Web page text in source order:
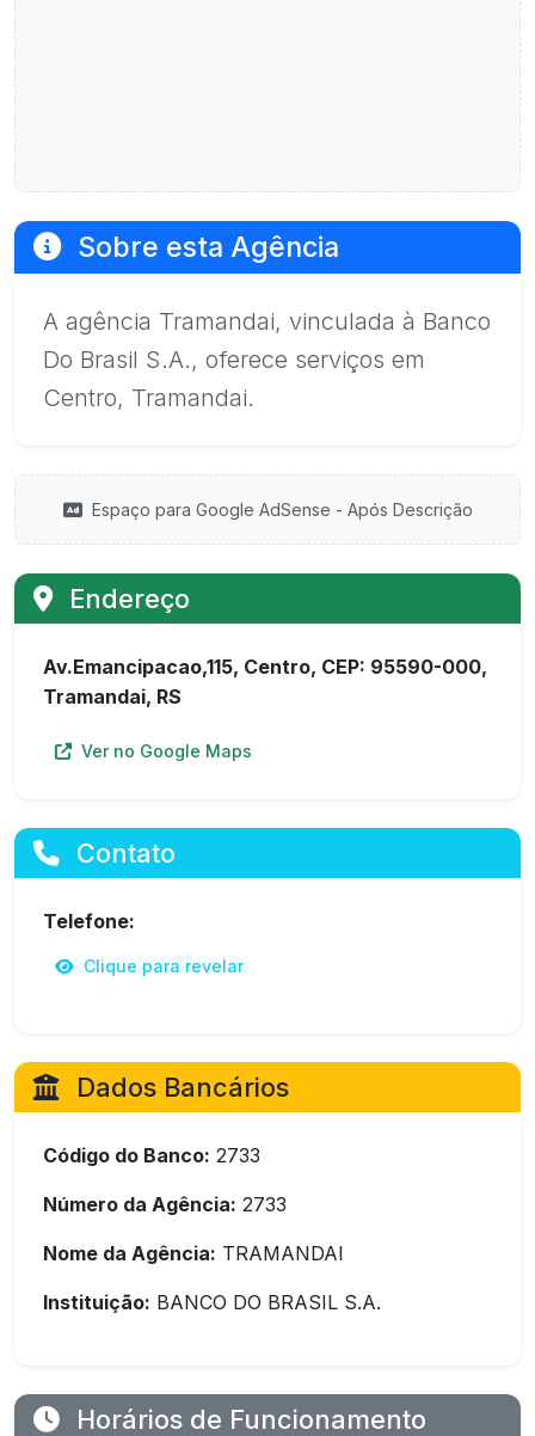
Sobre esta Agência
A agência Tramandai, vinculada à Banco
Do Brasil S.A., oferece serviços em
Centro, Tramandai.
Espaço para Google AdSense - Após Descrição
Endereço
Av.Emancipacao,115, Centro, CEP: 95590-000,
Tramandai, RS
Ver no Google Maps
Contato
Telefone:
Clique para revelar
Dados Bancários
Código do Banco: 2733
Número da Agência: 2733
Nome da Agência: TRAMANDAI
Instituição: BANCO DO BRASIL S.A.
Horários de Funcionamento